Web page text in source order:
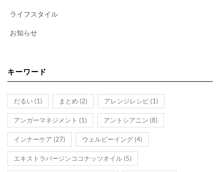
ライフスタイル
お知らせ
キーワード
だるい (1) まとめ (2) アレンジレシピ (1)
アンガーマネジメント (1) アントシアニン (8)
インナーケア (27) ウェルビーイング (4)
エキストラバージンココナッツオイル (5)